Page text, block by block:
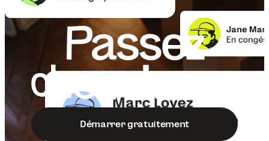
Démarrer gratuitement